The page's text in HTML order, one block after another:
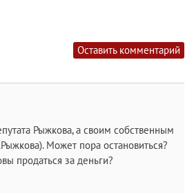
Оставить комментарий
Рыжкова, а своим собственным
Может пора остановиться?
продаться за деньги?